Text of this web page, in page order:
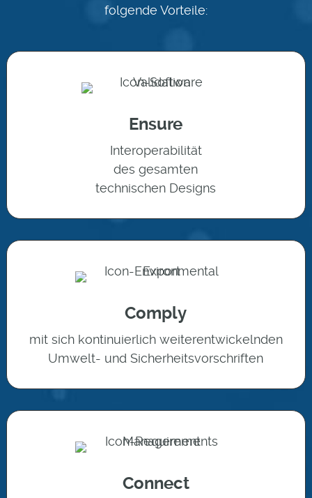
folgende Vorteile:
Ensure
Interoperabilität
des gesamten
technischen Designs
Comply
mit sich kontinuierlich weiterentwickelnden
Umwelt- und Sicherheitsvorschriften
Connect